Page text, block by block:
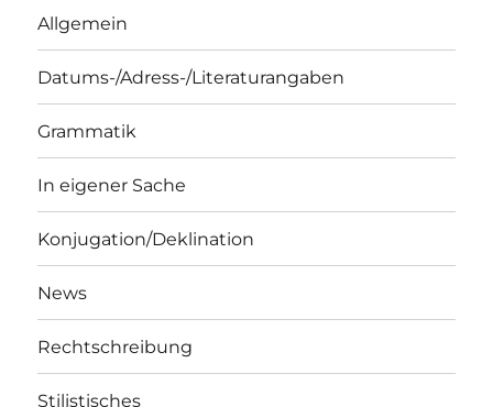
Allgemein
Datums-/Adress-/Literaturangaben
Grammatik
In eigener Sache
Konjugation/Deklination
News
Rechtschreibung
Stilistisches